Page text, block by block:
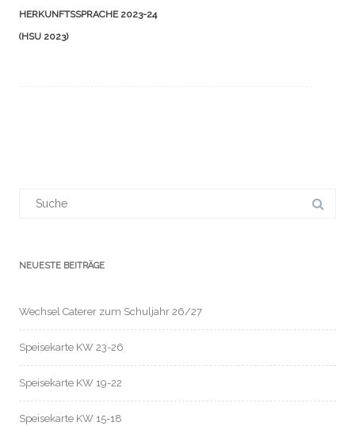
(Beiträge)
HERKUNFTSSPRACHE 2023-24
(HSU 2023)
NEUESTE BEITRÄGE
Wechsel Caterer zum Schuljahr 26/27
Speisekarte KW 23-26
Speisekarte KW 19-22
Speisekarte KW 15-18